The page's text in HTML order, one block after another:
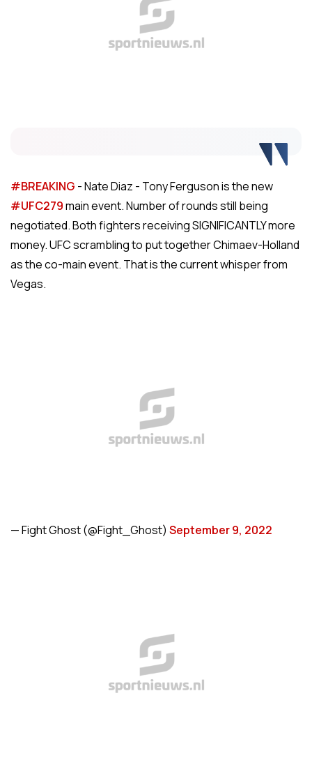
#BREAKING - Nate Diaz - Tony Ferguson is the new
#UFC279main event. Number of rounds still being
negotiated. Both fighters receiving SIGNIFICANTLY more
money. UFC scrambling to put together Chimaev-Holland
as the co-main event. That is the current whisper from
Vegas.
— Fight Ghost (@Fight_Ghost) September 9, 2022